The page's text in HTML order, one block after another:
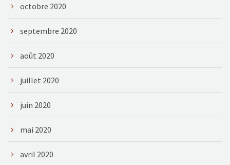
octobre 2020
septembre 2020
août 2020
juillet 2020
juin 2020
mai 2020
avril 2020